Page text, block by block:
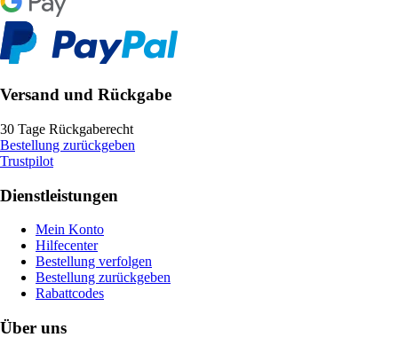
Versand und Rückgabe
30 Tage Rückgaberecht
Bestellung zurückgeben
Trustpilot
Dienstleistungen
Mein Konto
Hilfecenter
Bestellung verfolgen
Bestellung zurückgeben
Rabattcodes
Über uns